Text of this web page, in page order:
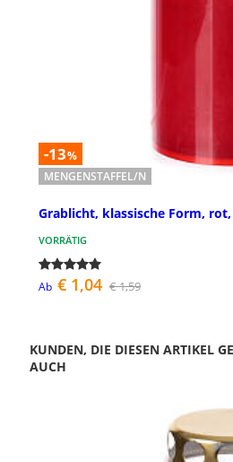
-13%
MENGENSTAFFEL/N
Grablicht, klassische Form,
VORRÄTIG
Ab € 1,04 € 1,59
KUNDEN, DIE DIESEN ARTIKEL
AUCH